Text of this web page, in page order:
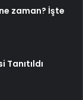
zaman? İşte
Tanıtıldı